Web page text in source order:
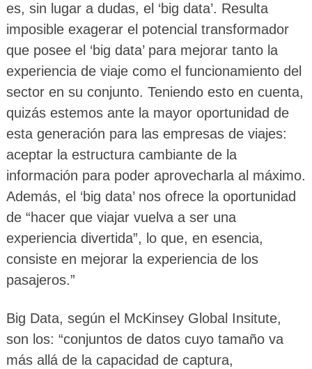
es, sin lugar a dudas, el ‘big data’. Resulta
imposible exagerar el potencial transformador
que posee el ‘big data’ para mejorar tanto la
experiencia de viaje como el funcionamiento del
sector en su conjunto. Teniendo esto en cuenta,
quizás estemos ante la mayor oportunidad de
esta generación para las empresas de viajes:
aceptar la estructura cambiante de la
información para poder aprovecharla al máximo.
Además, el ‘big data’ nos ofrece la oportunidad
de “hacer que viajar vuelva a ser una
experiencia divertida”, lo que, en esencia,
consiste en mejorar la experiencia de los
pasajeros.”
Big Data, según el McKinsey Global Insitute,
son los: “conjuntos de datos cuyo tamaño va
más allá de la capacidad de captura,